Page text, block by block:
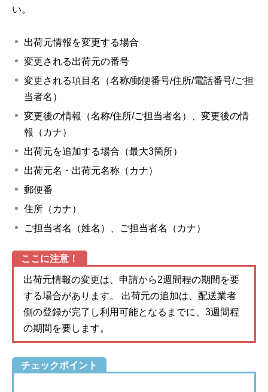
い。
出荷元情報を変更する場合
変更される出荷元の番号
変更される項目名（名称/郵便番号/住所/電話番号/ご担
当者名）
変更後の情報（名称/住所/ご担当者名）、変更後の情
報（カナ）
出荷元を追加する場合（最大3箇所）
出荷元名・出荷元名称（カナ）
郵便番
住所（カナ）
ご担当者名（姓名）、ご担当者名（カナ）
ここに注意！
出荷元情報の変更は、申請から2週間程の期間を要
する場合があります。 出荷元の追加は、配送業者
側の登録が完了し利用可能となるまでに、3週間程
の期間を要します。
チェックポイント